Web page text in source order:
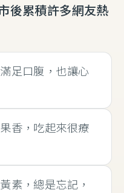
後累積許多網友熱
足口腹，也讓心
香，吃起來很療
素，總是忘記，